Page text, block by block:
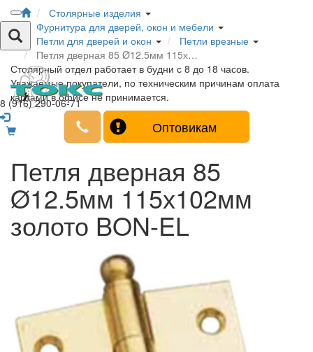
8 (916) 290-06-71
Столярные изделия
Фурнитура для дверей, окон и мебели
Петли для дверей и окон
Петли врезные
Петля дверная 85 Ø12.5мм 115х…
Столярный отдел работает в будни с 8 до 18 часов.
Уважаемые покупатели, по техническим причинам оплата
картами в офисе не принимается.
Оптовикам
Петля дверная 85
Ø12.5мм 115х102мм
золото BON-EL